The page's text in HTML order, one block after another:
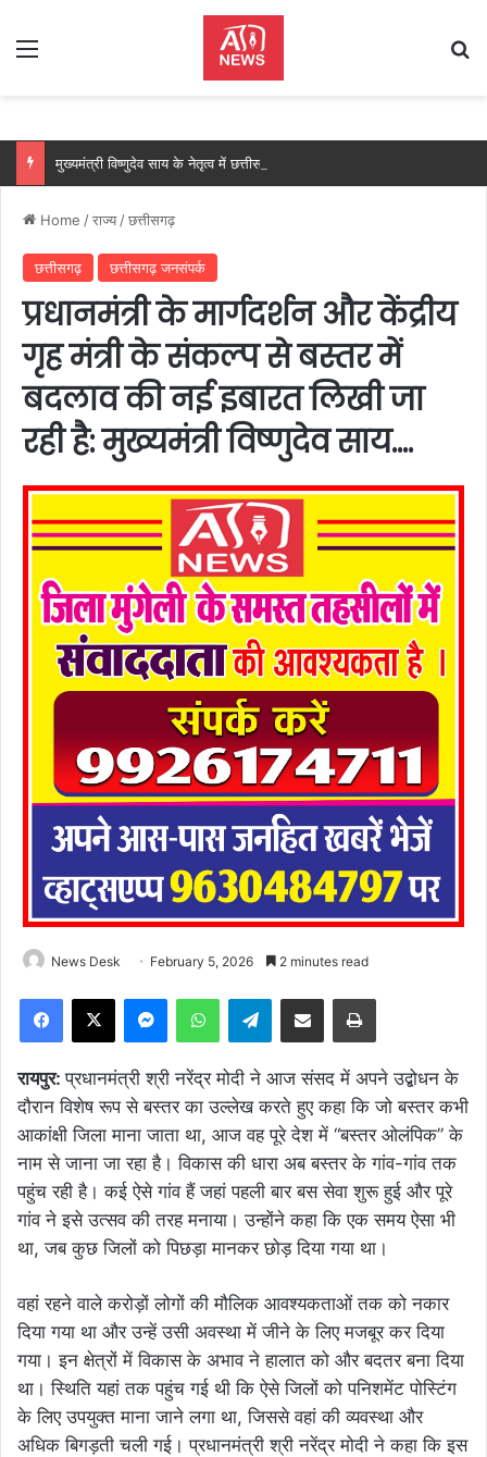
Menu
Home /राज्य /छत्तीसगढ़
छत्तीसगढ़ छत्तीसगढ़ जनसंपर्क
प्रधानमंत्री के मार्गदर्शन और केंद्रीय
गृह मंत्री के संकल्प से बस्तर में
बदलाव की नई इबारत लिखी जा
रही है: मुख्यमंत्री विष्णुदेव साय….
News Desk February 5, 2026 2 minutes read
Facebook
X MessengerWhatsAppTelegramShare via Email Print
रायपुर:प्रधानमंत्री श्री नरेंद्र मोदी ने आज संसद में अपने उद्बोधन के
दौरान विशेष रूप से बस्तर का उल्लेख करते हुए कहा कि जो बस्तर कभी
आकांक्षी जिला माना जाता था, आज वह पूरे देश में “बस्तर ओलंपिक” के
नाम से जाना जा रहा है। विकास की धारा अब बस्तर के गांव-गांव तक
पहुंच रही है। कई ऐसे गांव हैं जहां पहली बार बस सेवा शुरू हुई और पूरे
गांव ने इसे उत्सव की तरह मनाया। उन्होंने कहा कि एक समय ऐसा भी
था, जब कुछ जिलों को पिछड़ा मानकर छोड़ दिया गया था।
वहां रहने वाले करोड़ों लोगों की मौलिक आवश्यकताओं तक को नकार
दिया गया था और उन्हें उसी अवस्था में जीने के लिए मजबूर कर दिया
गया। इन क्षेत्रों में विकास के अभाव ने हालात को और बदतर बना दिया
था। स्थिति यहां तक पहुंच गई थी कि ऐसे जिलों को पनिशमेंट पोस्टिंग
के लिए उपयुक्त माना जाने लगा था, जिससे वहां की व्यवस्था और
अधिक बिगड़ती चली गई। प्रधानमंत्री श्री नरेंद्र मोदी ने कहा कि इस